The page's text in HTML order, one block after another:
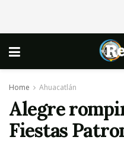
Home Ahuacatlán
Alegre
Fiestas